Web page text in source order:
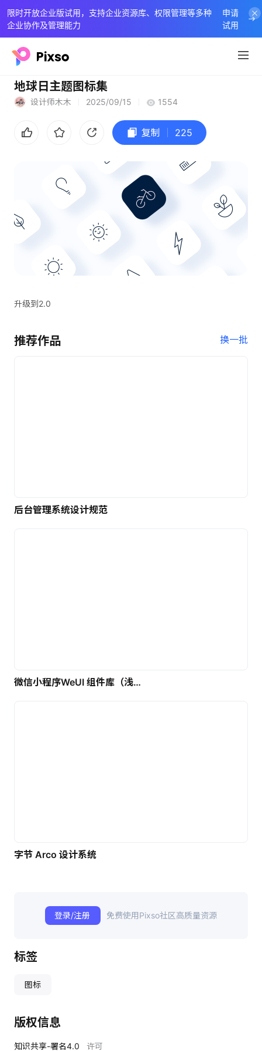
限时开放企业版试用，支持企业资源库、权限管理等多种
企业协作及管理能力
申请
试用
地球日主题图标集
设计师木木 2025/09/15 1554
复制 225
升级到2.0
推荐作品 换一批
后台管理系统设计规范
微信小程序WeUI 组件库（浅色）| 免费UI设计素材
字节 Arco 设计系统
登录/注册 免费使用Pixso社区高质量资源
标签
图标
版权信息
知识共享-署名4.0 许可